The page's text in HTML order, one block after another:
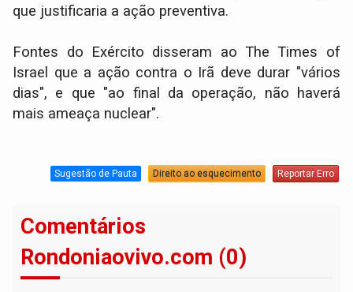
que justificaria a ação preventiva.
Fontes do Exército disseram ao The Times of
Israel que a ação contra o Irã deve durar "vários
dias", e que "ao final da operação, não haverá
mais ameaça nuclear".
Sugestão de Pauta Direito ao esquecimento Reportar Erro
Comentários
Rondoniaovivo.com (0)